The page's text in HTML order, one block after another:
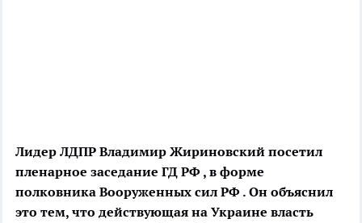
Лидер ЛДПР Владимир Жириновский посетил
пленарное заседание ГД РФ , в форме
полковника Вооруженных сил РФ . Он объяснил
это тем, что действующая на Украине власть